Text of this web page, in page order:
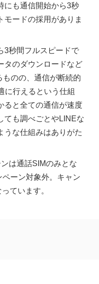
にも通信開始から3秒
モードの採用がありま
3秒間フルスピードで
タのダウンロードなど
のの、通信が断続的
に行えるという仕組
ると全ての通信が速度
ても調べごとやLINEな
うな仕組みはありがた
は通話SIMのみとな
ーン対象外。キャン
ています。